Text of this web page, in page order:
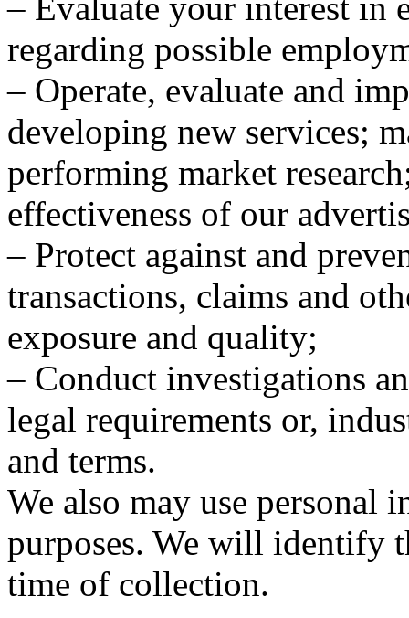
regarding possible
– Operate, evaluate and
developing new services;
performing market
effectiveness of our
– Protect against and
transactions, claims and
exposure and quality;
– Conduct investigations
legal requirements or,
and terms.
We also may use
purposes. We will identify
time of collection.